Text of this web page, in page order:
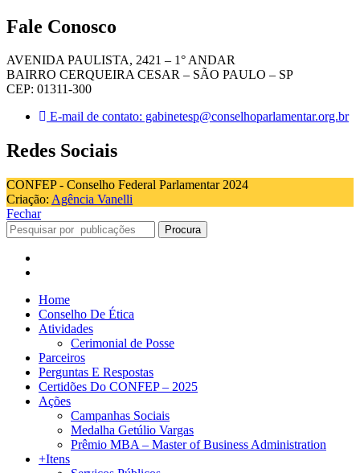
Fale Conosco
AVENIDA PAULISTA, 2421 – 1° ANDAR
BAIRRO CERQUEIRA CESAR – SÃO PAULO – SP
CEP: 01311-300
E-mail de contato: gabinetesp@conselhoparlamentar.org.br
Redes Sociais
CONFEP - Conselho Federal Parlamentar 2024
Criação: Agência Vanelli
Fechar
Procura
Home
Conselho De Ética
Atividades
Cerimonial de Posse
Parceiros
Perguntas E Respostas
Certidões Do CONFEP – 2025
Ações
Campanhas Sociais
Medalha Getúlio Vargas
Prêmio MBA – Master of Business Administration
+Itens